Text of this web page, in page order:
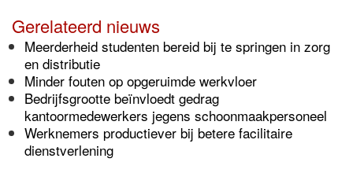
Gerelateerd nieuws
Meerderheid studenten bereid bij te springen in zorg
en distributie
Minder fouten op opgeruimde werkvloer
Bedrijfsgrootte beïnvloedt gedrag
kantoormedewerkers jegens schoonmaakpersoneel
Werknemers productiever bij betere facilitaire
dienstverlening